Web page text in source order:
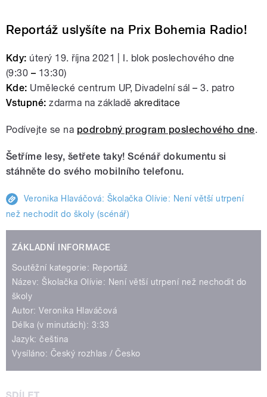
Reportáž uslyšíte na Prix Bohemia Radio!
Kdy: úterý 19. října 2021 | I. blok poslechového dne
(9:30 – 13:30)
Kde: Umělecké centrum UP, Divadelní sál–3. patro
Vstupné: zdarma na základě akreditace
Podívejte se na podrobný program poslechového dne.
Šetříme lesy, šetřete taky! Scénář dokumentu si
stáhněte do svého mobilního telefonu.
Veronika Hlaváčová: Školačka Olívie: Není větší utrpení
než nechodit do školy (scénář)
ZÁKLADNÍ INFORMACE
Soutěžní kategorie: Reportáž
Název: Školačka Olívie: Není větší utrpení než nechodit do
školy
Autor: Veronika Hlaváčová
Délka (v minutách): 3:33
Jazyk: čeština
Vysíláno: Český rozhlas / Česko